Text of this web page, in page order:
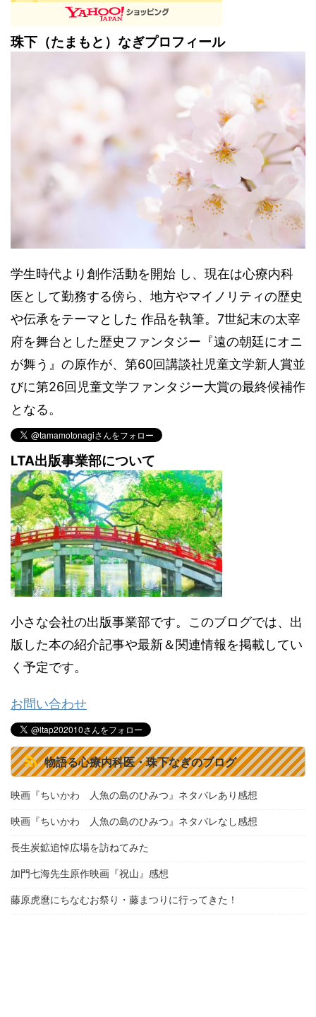
珠下（たまもと）なぎプロフィール
学生時代より創作活動を開始 し、現在は心療内科
医として勤務する傍ら、地方やマイノリティの歴史
や伝承をテーマとした 作品を執筆。7世紀末の太宰
府を舞台とした歴史ファンタジー『遠の朝廷にオニ
が舞う』の原作が、第60回講談社児童文学新人賞並
びに第26回児童文学ファンタジー大賞の最終候補作
となる。
LTA出版事業部について
小さな会社の出版事業部です。このブログでは、出
版した本の紹介記事や最新＆関連情報を掲載してい
く予定です。
お問い合わせ
物語る心療内科医・珠下なぎのブログ
映画『ちいかわ 人魚の島のひみつ』ネタバレあり感想
映画『ちいかわ 人魚の島のひみつ』ネタバレなし感想
長生炭鉱追悼広場を訪ねてみた
加門七海先生原作映画『祝山』感想
藤原虎麿にちなむお祭り・藤まつりに行ってきた！